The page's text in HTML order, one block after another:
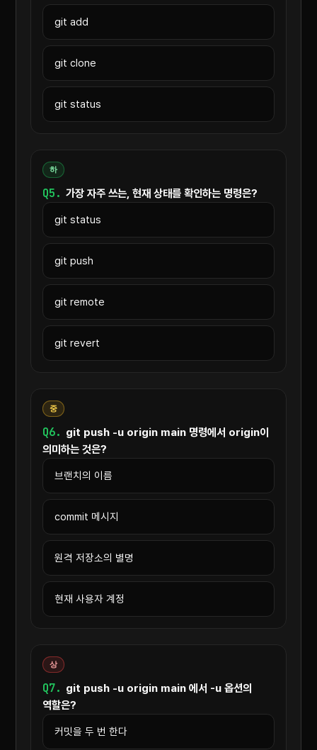
git add
git clone
git status
하
Q5. 가장 자주 쓰는, 현재 상태를 확인하는 명령은?
git status
git push
git remote
git revert
중
Q6. git push -u origin main 명령에서 origin이
의미하는 것은?
브랜치의 이름
commit 메시지
원격 저장소의 별명
현재 사용자 계정
상
Q7. git push -u origin main 에서 -u 옵션의
역할은?
커밋을 두 번 한다